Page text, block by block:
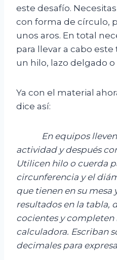
este desafío.
con forma de círculo,
unos aros. En total
para llevar a cabo
un hilo, lazo delgado o
Ya con el material
dice así:
En equipos
actividad y después
Utilicen hilo o cuerda
circunferencia y el
que tienen en su mesa
resultados en la tabla,
cocientes y completen
calculadora. Escriban
decimales para